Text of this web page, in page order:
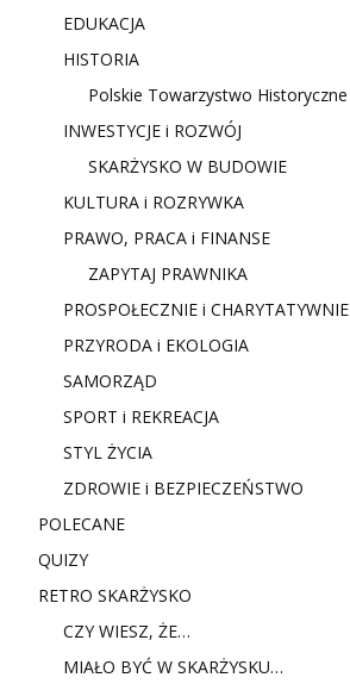
EDUKACJA
HISTORIA
Polskie Towarzystwo Historyczne
INWESTYCJE i ROZWÓJ
SKARŻYSKO W BUDOWIE
KULTURA i ROZRYWKA
PRAWO, PRACA i FINANSE
ZAPYTAJ PRAWNIKA
PROSPOŁECZNIE i CHARYTATYWNIE
PRZYRODA i EKOLOGIA
SAMORZĄD
SPORT i REKREACJA
STYL ŻYCIA
ZDROWIE i BEZPIECZEŃSTWO
POLECANE
QUIZY
RETRO SKARŻYSKO
CZY WIESZ, ŻE…
MIAŁO BYĆ W SKARŻYSKU…